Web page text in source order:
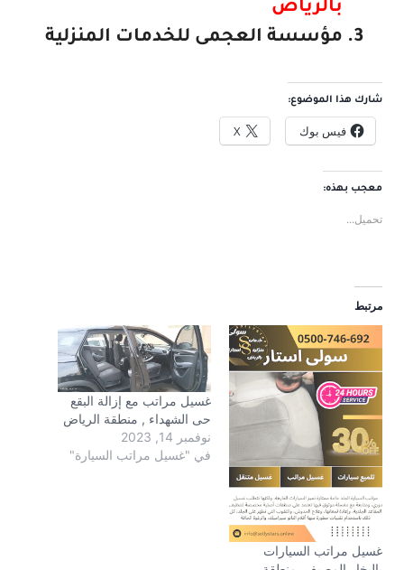
بالرياض
مؤسسة العجمى للخدمات المنزلية
شارك هذا الموضوع:
فيس بوك X
معجب بهذه:
تحميل...
مرتبط
غسيل مراتب السيارات
غسيل مراتب مع إزالة البقع
حى الشهداء , منطقة الرياض
نوفمبر 14, 2023
في "غسيل مراتب السيارة"